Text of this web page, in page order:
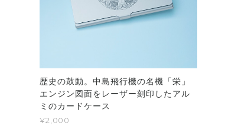
歴史の鼓動。中島飛行機の名機「栄」
エンジン図面をレーザー刻印したアル
ミのカードケース
¥2,000